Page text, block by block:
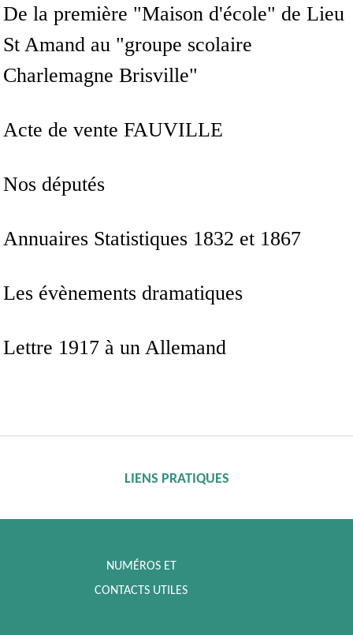
De la première "Maison d'école" de Lieu
St Amand au "groupe scolaire
Charlemagne Brisville"
Acte de vente FAUVILLE
Nos députés
Annuaires Statistiques 1832 et 1867
Les évènements dramatiques
Lettre 1917 à un Allemand
LIENS PRATIQUES
NUMÉROS ET
CONTACTS UTILES